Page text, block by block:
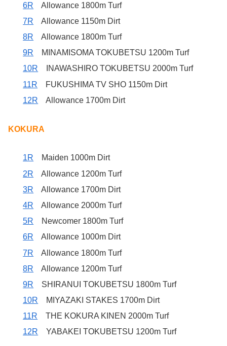
6R Allowance 1800m Turf
7R Allowance 1150m Dirt
8R Allowance 1800m Turf
9R MINAMISOMA TOKUBETSU 1200m Turf
10R INAWASHIRO TOKUBETSU 2000m Turf
11R FUKUSHIMA TV SHO 1150m Dirt
12R Allowance 1700m Dirt
KOKURA
1R Maiden 1000m Dirt
2R Allowance 1200m Turf
3R Allowance 1700m Dirt
4R Allowance 2000m Turf
5R Newcomer 1800m Turf
6R Allowance 1000m Dirt
7R Allowance 1800m Turf
8R Allowance 1200m Turf
9R SHIRANUI TOKUBETSU 1800m Turf
10R MIYAZAKI STAKES 1700m Dirt
11R THE KOKURA KINEN 2000m Turf
12R YABAKEI TOKUBETSU 1200m Turf